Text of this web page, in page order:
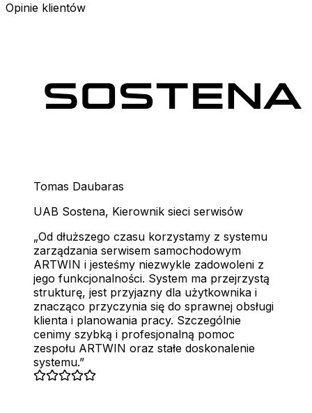
Opinie klientów
Tomas Daubaras
UAB Sostena, Kierownik sieci serwisów
Od dłuższego czasu korzystamy z systemu
zarządzania serwisem samochodowym
ARTWIN i jesteśmy niezwykle zadowoleni z
jego funkcjonalności. System ma przejrzystą
strukturę, jest przyjazny dla użytkownika i
znacząco przyczynia się do sprawnej obsługi
klienta i planowania pracy. Szczególnie
cenimy szybką i profesjonalną pomoc
zespołu ARTWIN oraz stałe doskonalenie
systemu.